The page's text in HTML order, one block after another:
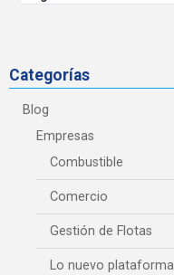
Categorías
Blog
Empresas
Combustible
Comercio
Gestión de Flotas
Lo nuevo plataforma